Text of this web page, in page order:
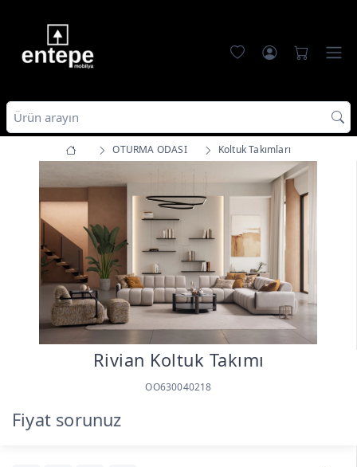
OTURMA ODASI Koltuk Takımları
Rivian Koltuk Takımı
OO630040218
Fiyat sorunuz